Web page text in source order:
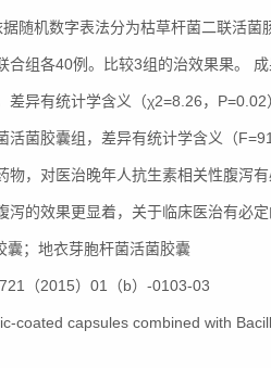
随机数字表法分为枯草杆菌二联活菌
组各40例。比较3组的治效果果。
异有统计学含义（χ2=8.26，
活菌胶囊组，差异有统计学含义（
，对医治晚年人抗生素相关性腹泻
的效果更显着，关于临床医治有必定
囊；地衣芽胞杆菌活菌胶囊
（2015）01（b）-0103-03
coated capsules combined with